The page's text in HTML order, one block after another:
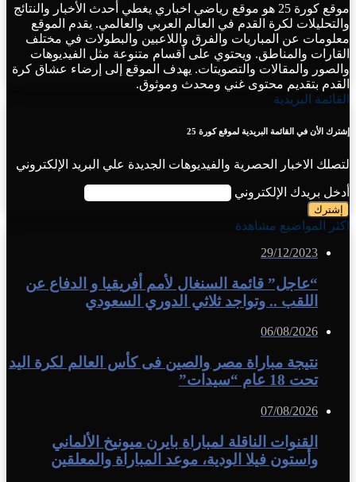
موقع كورة 25 هو موقع رياضي اخباري يغطي أحدث الأخبار والنتائج
والتحليلات لكرة القدم في العالم العربي والعالمي. يقدم الموقع
معلومات عن المباريات والفرق واللاعبين والبطولات في مختلف
القارات والمناطق. ويحتوي على أقسام متنوعة مثل الفيديوهات
والصور والمقالات والتصويتات. يهدف الموقع إلى إرضاء عشاق كرة
القدم بتقديم محتوى غني ومحدث وموثوق.
القائمة البريدية
إشترك الأن في القائمة البريدية لموقع كورة 25
لتصلك الاخبار الحصرية والفيديوهات الجديدة علي البريد الإلكتروني
أدخل بريدك الإلكتروني
اكثر المواضيع مشاهدة
29/12/2023
“عاجل” قائمة السنغال لأمم أفريقيا و الدفاع عن
اللقب .. وتواجد ثلاثي الدوري السعودي
06/08/2026
نتيجة مباراة مصر والصين فى كأس العالم لكرة اليد
تحت 18 عام “سيدات”
07/08/2026
القنوات الناقلة لمباراة بايرن ميونيخ الألماني
وأستون فيلا الودية، موعد المباراة والمعلقين